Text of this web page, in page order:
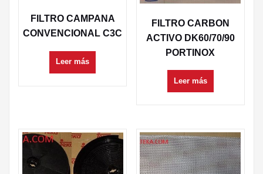
FILTRO CAMPANA
CONVENCIONAL C3C
Leer más
FILTRO CARBON
ACTIVO DK60/70/90
PORTINOX
Leer más